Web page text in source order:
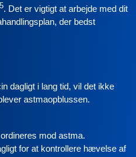
. Det er vigtigt at arbejde med dit
der bedst
dagligt i lang tid, vil det ikke
astmaopblussen.
mod astma.
for at kontrollere hævelse af